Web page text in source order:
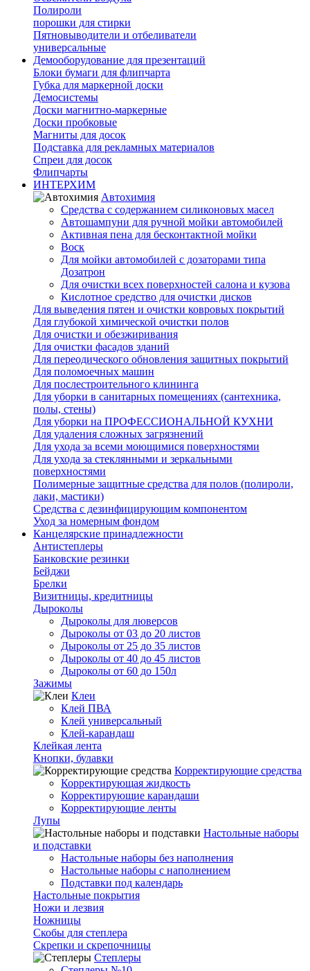
Полироли
порошки для стирки
Пятновыводители и отбеливатели
универсальные
Демооборудование для презентаций
Блоки бумаги для флипчарта
Губка для маркерной доски
Демосистемы
Доски магнитно-маркерные
Доски пробковые
Магниты для досок
Подставка для рекламных материалов
Спреи для досок
Флипчарты
ИНТЕРХИМ
Автохимия
Cредства с содержанием силиконовых масел
Автошампуни для ручной мойки автомобилей
Активная пена для бесконтактной мойки
Воск
Для мойки автомобилей с дозаторами типа
Дозатрон
Для очистки всех поверхностей салона и кузова
Кислотное средство для очистки дисков
Для выведения пятен и очистки ковровых покрытий
Для глубокой химической очистки полов
Для очистки и обезжиривания
Для очистки фасадов зданий
Для переодического обновления защитных покрытий
Для поломоечных машин
Для послестроительного клининга
Для уборки в санитарных помещениях (сантехника,
полы, стены)
Для уборки на ПРОФЕССИОНАЛЬНОЙ КУХНИ
Для удаления сложных загрязнений
Для ухода за всеми моющимися поверхностями
Для ухода за стеклянными и зеркальными
поверхностями
Полимерные защитные средства для полов (полироли,
лаки, мастики)
Средства с дезинфицирующим компонентом
Уход за номерным фондом
Канцелярские принадлежности
Антистеплеры
Банковские резинки
Бейджи
Брелки
Визитницы, кредитницы
Дыроколы
Дыроколы для люверсов
Дыроколы от 03 до 20 листов
Дыроколы от 25 до 35 листов
Дыроколы от 40 до 45 листов
Дыроколы от 60 до 150л
Зажимы
Клеи
Клей ПВА
Клей универсальный
Клей-карандаш
Клейкая лента
Кнопки, булавки
Корректирующие средства
Корректирующая жидкость
Корректирующие карандаши
Корректирующие ленты
Лупы
Настольные наборы
и подставки
Настольные наборы без наполнения
Настольные наборы с наполнением
Подставки под календарь
Настольные покрытия
Ножи и лезвия
Ножницы
Скобы для степлера
Скрепки и скрепочницы
Степлеры